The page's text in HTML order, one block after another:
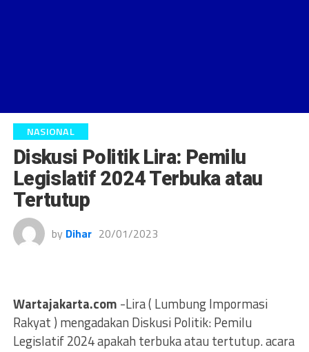
NASIONAL
Diskusi Politik Lira: Pemilu
Legislatif 2024 Terbuka atau
Tertutup
by Dihar 20/01/2023
Wartajakarta.com -Lira ( Lumbung Impormasi
Rakyat ) mengadakan Diskusi Politik: Pemilu
Legislatif 2024 apakah terbuka atau tertutup. acara